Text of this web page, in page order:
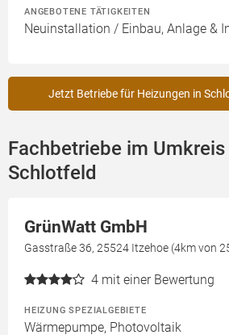
ANGEBOTENE TÄTIGKEITEN
Neuinstallation / Einbau, Anlage &
Jetzt Betriebe für Heizungen in
Fachbetriebe im Umkreis
Schlotfeld
GrünWatt GmbH
Gasstraße 36, 25524 Itzehoe (4km von
4 mit einer Bewertung
HEIZUNG SPEZIALGEBIETE
Wärmepumpe, Photovoltaik